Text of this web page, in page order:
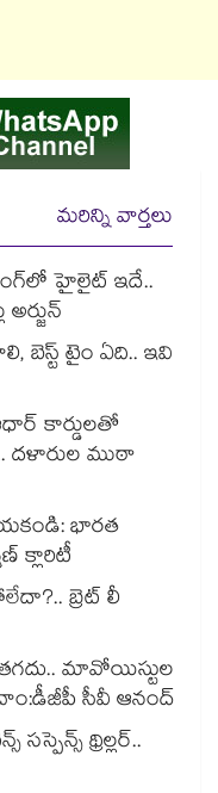
మరిన్ని వార్తలు
హైలైట్ ఇదే..
బెస్ట్ టైం ఏది.. ఇవి
కార్డులతో
దళారుల ముఠా
భారత
క్లారిటీ
బ్రెట్ లీ
మావోయిస్టుల
సీవీ ఆనంద్
సస్పెన్స్ థ్రిల్లర్..